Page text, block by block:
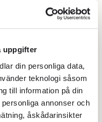
uppgifter
din personliga data,
teknologi såsom
till information på din
annonser och
åskådarinsikter
oroar sig
ett hot mot den
och sten i glashus